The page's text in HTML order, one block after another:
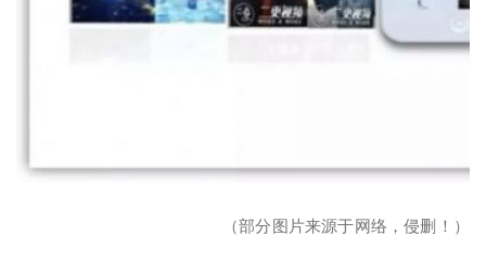
（部分图片来源于网络，侵删！）